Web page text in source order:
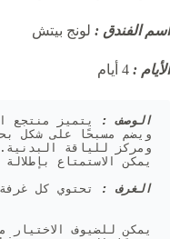
اسم الفندق : لونج بيتش
الأيام : 4 أيام
الوصف :
الغرف :